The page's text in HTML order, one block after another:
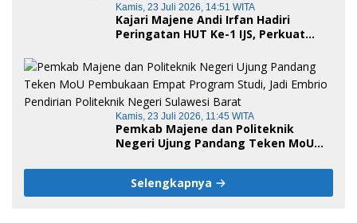
Kamis, 23 Juli 2026, 14:51 WITA
Kajari Majene Andi Irfan Hadiri
Peringatan HUT Ke-1 IJS, Perkuat
Kamis, 23 Juli 2026, 11:45 WITA
Pemkab Majene dan Politeknik
Negeri Ujung Pandang Teken MoU
Jadi Embrio Pendirian Politeknik
Negeri Sulawesi Barat
Selengkapnya